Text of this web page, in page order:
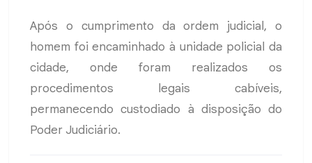
Após o cumprimento da ordem judicial, o
homem foi encaminhado à unidade policial da
cidade, onde foram realizados os
procedimentos legais cabíveis,
permanecendo custodiado à disposição do
Poder Judiciário.